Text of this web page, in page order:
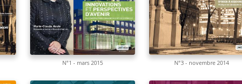
N°1 - mars 2015 N°3 - novembre 2014